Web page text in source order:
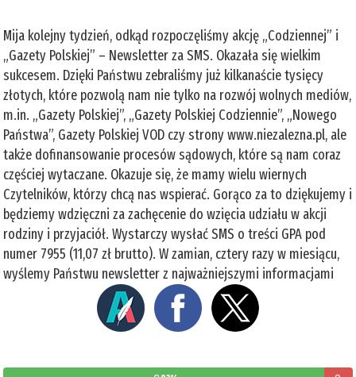
Mija kolejny tydzień, odkąd rozpoczęliśmy akcję „Codziennej” i
„Gazety Polskiej” – Newsletter za SMS. Okazała się wielkim
sukcesem. Dzięki Państwu zebraliśmy już kilkanaście tysięcy
złotych, które pozwolą nam nie tylko na rozwój wolnych mediów,
m.in. „Gazety Polskiej”, „Gazety Polskiej Codziennie”, „Nowego
Państwa”, Gazety Polskiej VOD czy strony www.niezalezna.pl, ale
także dofinansowanie procesów sądowych, które są nam coraz
częściej wytaczane. Okazuje się, że mamy wielu wiernych
Czytelników, którzy chcą nas wspierać. Gorąco za to dziękujemy i
będziemy wdzięczni za zachęcenie do wzięcia udziału w akcji
rodziny i przyjaciół. Wystarczy wysłać SMS o treści GPA pod
numer 7955 (11,07 zł brutto). W zamian, cztery razy w miesiącu,
wyślemy Państwu newsletter z najważniejszymi informacjami